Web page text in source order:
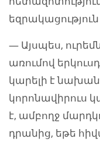
— Այսպես,
առումով
կարելի է
կորոնավիրուս
է, ամբողջ
դրանից, եթե